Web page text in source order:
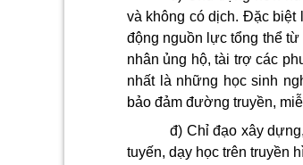
và không có dịch. Đặc
động nguồn lực tổng thể
nhân ủng hộ, tài trợ các
nhất là những học sinh
bảo đảm đường truyền, miễ
đ) Chỉ đạo xây
tuyến, dạy học trên truyền